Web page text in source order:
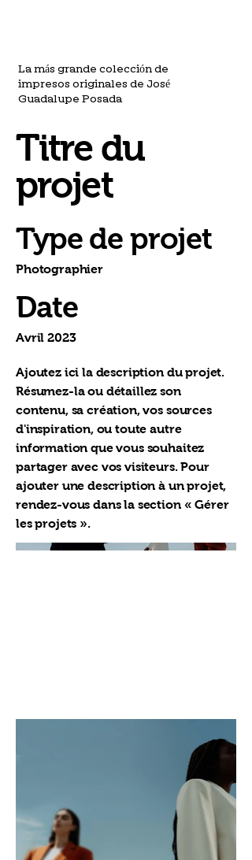
La más grande colección de
impresos originales de José
Guadalupe Posada
Titre du
projet
Type de projet
Photographier
Date
Avril 2023
Ajoutez ici la description du projet.
Résumez-la ou détaillez son
contenu, sa création, vos sources
d'inspiration, ou toute autre
information que vous souhaitez
partager avec vos visiteurs. Pour
ajouter une description à un projet,
rendez-vous dans la section « Gérer
les projets ».